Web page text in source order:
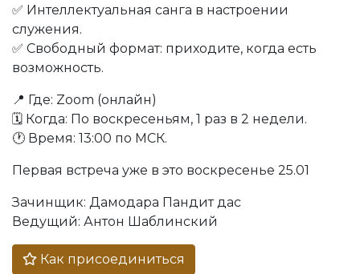
✅ Интеллектуальная санга в настроении
служения.
✅ Свободный формат: приходите, когда есть
возможность.
📍 Где: Zoom (онлайн)
🗓 Когда: По воскресеньям, 1 раз в 2 недели.
🕐 Время: 13:00 по МСК.
Первая встреча уже в это воскресенье 25.01
Зачинщик: Дамодара Пандит дас
Ведущий: Антон Шаблинский
Как присоединиться